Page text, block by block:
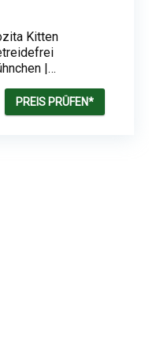
Kitten
|
| junge Katzen
säugende
PREIS PRÜFEN*